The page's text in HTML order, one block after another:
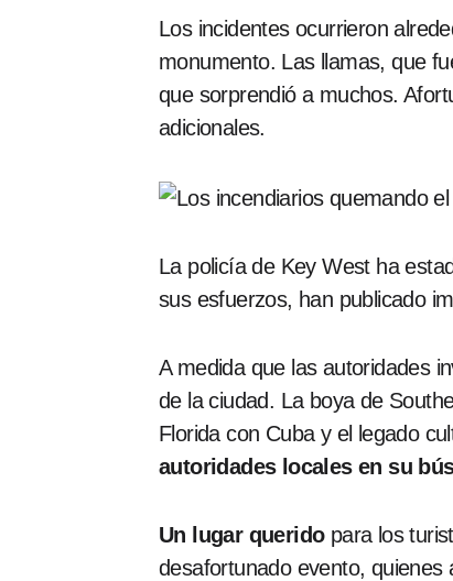
Los incidentes ocurrieron
monumento. Las llamas, que
que sorprendió a muchos.
adicionales.
La policía de Key West ha
sus esfuerzos, han publicado
A medida que las autoridades
de la ciudad. La boya de
Florida con Cuba y el legado
autoridades locales en su
Un lugar queridopara los
desafortunado evento,